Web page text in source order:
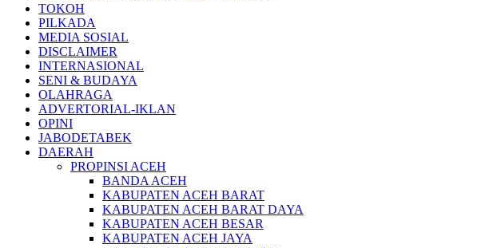
TOKOH
PILKADA
MEDIA SOSIAL
DISCLAIMER
INTERNASIONAL
SENI & BUDAYA
OLAHRAGA
ADVERTORIAL-IKLAN
OPINI
JABODETABEK
DAERAH
PROPINSI ACEH
BANDA ACEH
KABUPATEN ACEH BARAT
KABUPATEN ACEH BARAT DAYA
KABUPATEN ACEH BESAR
KABUPATEN ACEH JAYA